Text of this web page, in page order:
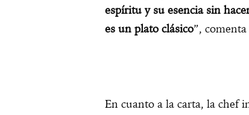
espíritu y su esencia sin
es un plato clásico”,
En cuanto a la carta, la chef